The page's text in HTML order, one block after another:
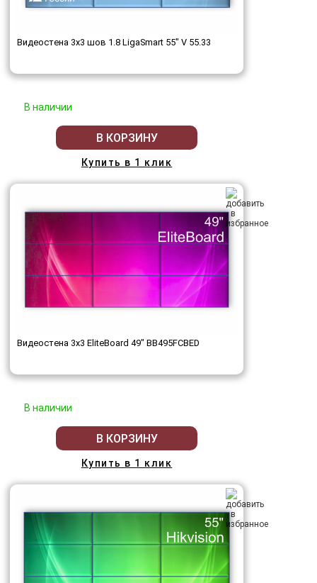
Видеостена 3x3 шов 1.8 LigaSmart 55" V 55.33
В наличии
В КОРЗИНУ
Купить в 1 клик
Видеостена 3x3 EliteBoard 49" BB495FCBED
В наличии
В КОРЗИНУ
Купить в 1 клик